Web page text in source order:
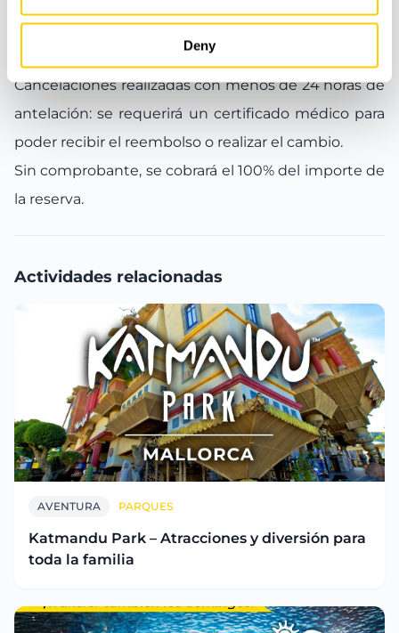
Deny
horas antes de la hora de inicio: reembolso del 100%
o cambio de fecha gratuito.
Cancelaciones realizadas con menos de 24 horas de
antelación: se requerirá un certificado médico para
poder recibir el reembolso o realizar el cambio.
Sin comprobante, se cobrará el 100% del importe de
la reserva.
Actividades relacionadas
AVENTURA PARQUES
Katmandu Park – Atracciones y diversión para
toda la familia